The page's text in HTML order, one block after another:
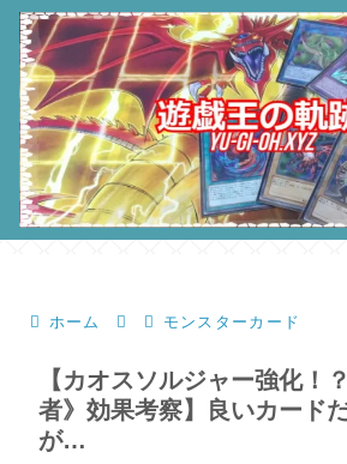
ホーム モンスターカード
【カオスソルジャー強化！
者》効果考察】良いカード
が…